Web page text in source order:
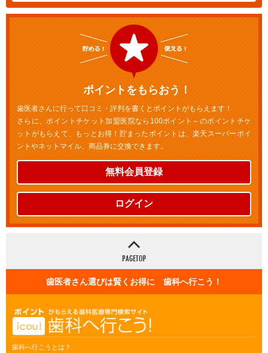
ポイントをもらおう！
歯医者さんに行って口コミ・評判を書くとポイントがもらえます！
さらに、ポイントチケット加盟医院なら100ポイント～のポイントチケ
ットがもらえて、もっとお得！貯まったポイントは、楽天スーパーポイ
ントやネットマイル、商品券に交換できます。
無料会員登録
ログイン
歯医者さん選びは賢くお得に 歯科へ行こう！
歯科へ行こうとは？